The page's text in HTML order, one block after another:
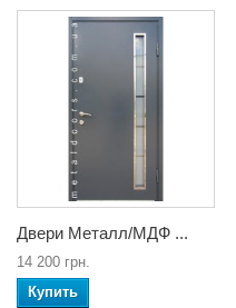
Двери Металл/МДФ ...
14 200 грн.
Купить